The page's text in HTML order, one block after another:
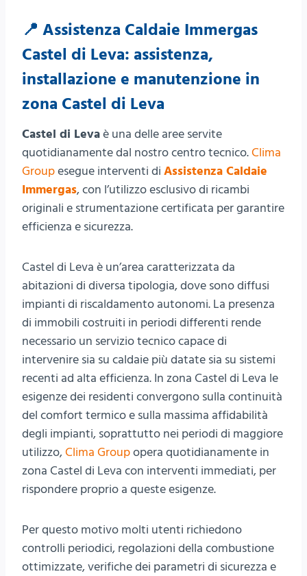
📍 Assistenza Caldaie Immergas
Castel di Leva: assistenza,
installazione e manutenzione in
zona Castel di Leva
Castel di Levaè una delle aree servite
quotidianamente dal nostro centro tecnico.Clima
Groupesegue interventi di Assistenza Caldaie
Immergas, con l’utilizzo esclusivo di ricambi
originali e strumentazione certificata per garantire
efficienza e sicurezza.
Castel di Leva è un’area caratterizzata da
abitazioni di diversa tipologia, dove sono diffusi
impianti di riscaldamento autonomi. La presenza
di immobili costruiti in periodi differenti rende
necessario un servizio tecnico capace di
intervenire sia su caldaie più datate sia su sistemi
recenti ad alta efficienza. In zona Castel di Leva le
esigenze dei residenti convergono sulla continuità
del comfort termico e sulla massima affidabilità
degli impianti, soprattutto nei periodi di maggiore
utilizzo,Clima Groupopera quotidianamente in
zona Castel di Leva con interventi immediati, per
rispondere proprio a queste esigenze.
Per questo motivo molti utenti richiedono
controlli periodici, regolazioni della combustione
ottimizzate, verifiche dei parametri di sicurezza e